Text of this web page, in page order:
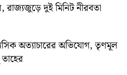
দুই মিনিট নীরবতা
অত্যাচারের অভিযোগ, তৃণমূল